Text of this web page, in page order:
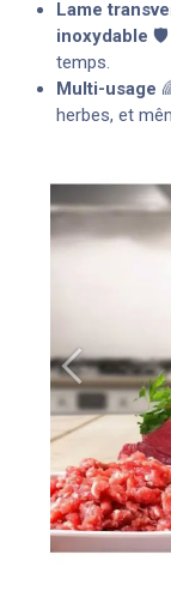
Lame
inoxydable 🛡️
temps.
Multi-usage
herbes, et
Précédent